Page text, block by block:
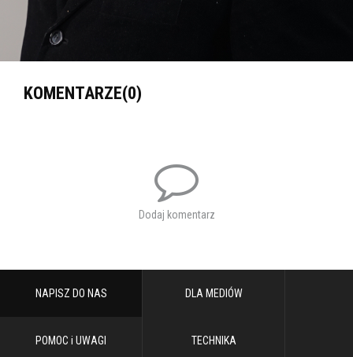
KOMENTARZE(0)
Dodaj komentarz
NAPISZ DO NAS DLA MEDIÓW
POMOC i UWAGI TECHNIKA